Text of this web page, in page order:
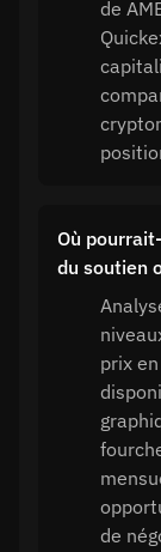
de
Où
du soutien
prix
de